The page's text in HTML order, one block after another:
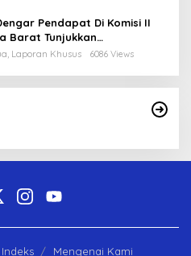
Pendapat Di Komisi II
Barat Tunjukkan
Aspirasi Masyarakat!
Laporan Khusus 6086 Views
Indeks Mengenai Kami